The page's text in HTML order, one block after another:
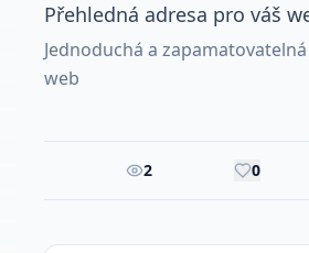
Přehledná adresa pro váš
Jednoduchá a
web
2 0